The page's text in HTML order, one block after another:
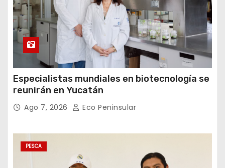
Especialistas mundiales en biotecnología se
reunirán en Yucatán
Ago 7, 2026 Eco Peninsular
PESCA